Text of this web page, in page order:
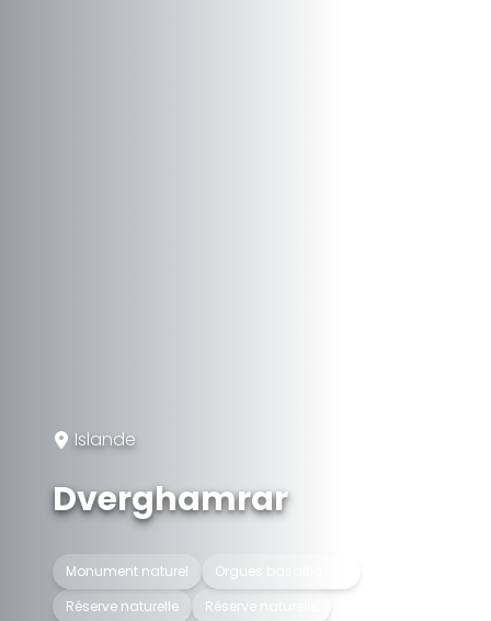
Islande
Dverghamrar
Monument naturel
Orgues basaltiques
Réserve naturelle
Réserve naturelle